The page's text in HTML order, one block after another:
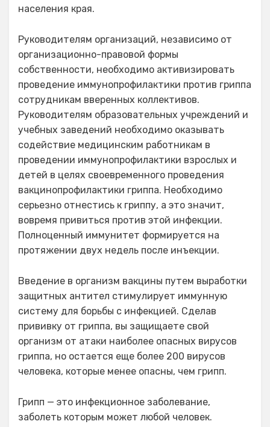
населения края.
Руководителям организаций, независимо от
организационно-правовой формы
собственности, необходимо активизировать
проведение иммунопрофилактики против гриппа
сотрудникам вверенных коллективов.
Руководителям образовательных учреждений и
учебных заведений необходимо оказывать
содействие медицинским работникам в
проведении иммунопрофилактики взрослых и
детей в целях своевременного проведения
вакцинопрофилактики гриппа. Необходимо
серьезно отнестись к гриппу, а это значит,
вовремя привиться против этой инфекции.
Полноценный иммунитет формируется на
протяжении двух недель после инъекции.
Введение в организм вакцины путем выработки
защитных антител стимулирует иммунную
систему для борьбы с инфекцией. Сделав
прививку от гриппа, вы защищаете свой
организм от атаки наиболее опасных вирусов
гриппа, но остается еще более 200 вирусов
человека, которые менее опасны, чем грипп.
Грипп — это инфекционное заболевание,
заболеть которым может любой человек.